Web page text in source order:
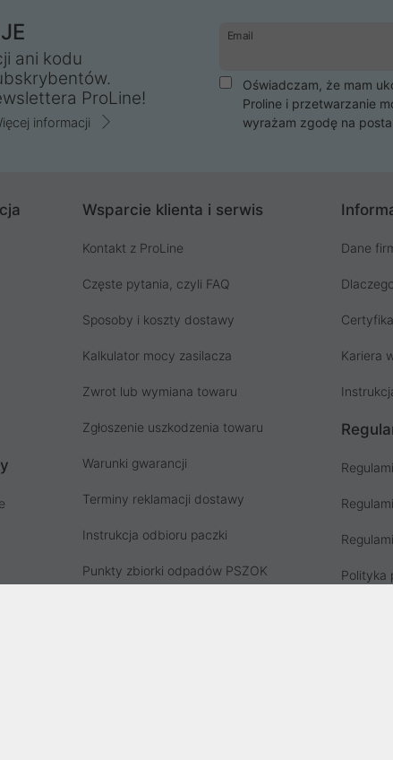
ani kodu
ProLine!
informacji
Email
Oświadczam, że mam
Proline i przetwarzanie
wyrażam zgodę na
Wsparcie klienta i serwis
Kontakt z ProLine
Częste pytania, czyli FAQ
Sposoby i koszty dostawy
Kalkulator mocy zasilacza
Zwrot lub wymiana towaru
Zgłoszenie uszkodzenia towaru
Warunki gwarancji
Terminy reklamacji dostawy
Instrukcja odbioru paczki
Punkty zbiorki odpadów PSZOK
Dane
Kariera
Polityka